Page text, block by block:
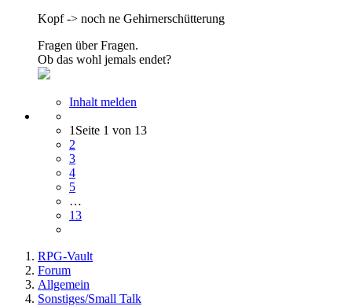
Kopf -> noch ne Gehirnerschütterung
Fragen über Fragen.
Ob das wohl jemals endet?
Inhalt melden
1 Seite 1 von 13
2
3
4
5
…
13
RPG-Vault
Forum
Allgemein
Sonstiges/Small Talk